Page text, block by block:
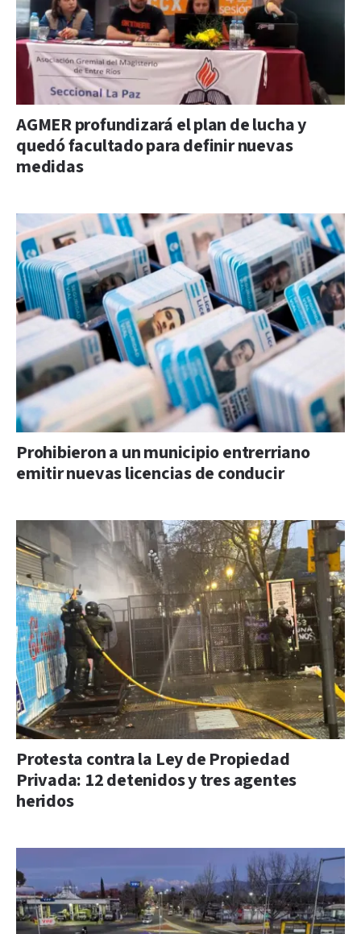
AGMER profundizará el plan de lucha y
quedó facultado para definir nuevas
medidas
Prohibieron a un municipio entrerriano
emitir nuevas licencias de conducir
Protesta contra la Ley de Propiedad
Privada: 12 detenidos y tres agentes
heridos